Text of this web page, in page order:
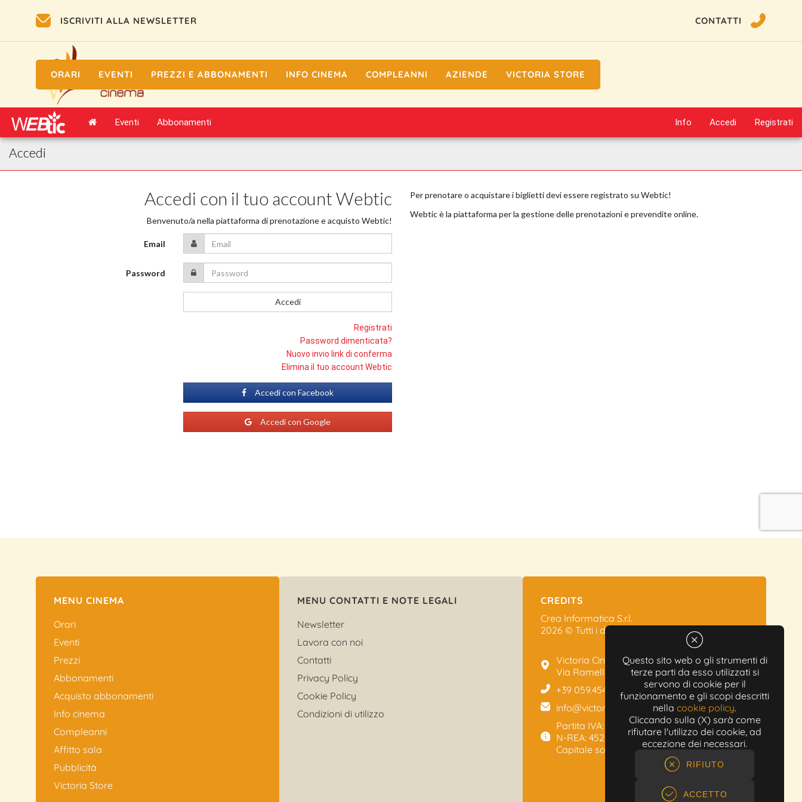
Questo sito web o gli strumenti di
terze parti da esso utilizzati si
servono di cookie per il
funzionamento e gli scopi descritti
nella cookie policy.
Cliccando sulla (X) sarà come
rifiutare l'utilizzo dei cookie, ad
eccezione dei necessari.
RIFIUTO
ACCETTO
ISCRIVITI ALLA NEWSLETTER CONTATTI
ORARI EVENTI PREZZI E ABBONAMENTI INFO CINEMA COMPLEANNI AZIENDE VICTORIA STORE
MENU CINEMA
Orari
Eventi
Prezzi
Abbonamenti
Acquisto abbonamenti
Info cinema
Compleanni
Affitto sala
Pubblicità
Victoria Store
MENU CONTATTI E NOTE LEGALI
Newsletter
Lavora con noi
Contatti
Privacy Policy
Cookie Policy
Condizioni di utilizzo
CREDITS
Crea Informatica S.r.l.
2026 © Tutti i diritti riservati.
Victoria Cinema
Via Ramelli, 101 - Modena
+39 059.454622
info@victoriacinema.it
Partita IVA: 02603471208
N-REA: 452611
Capitale sociale: 300.000,00€